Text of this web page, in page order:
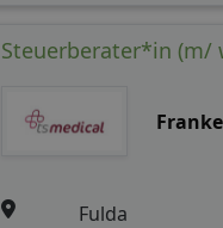
Steuerberater*in (m/
Fulda